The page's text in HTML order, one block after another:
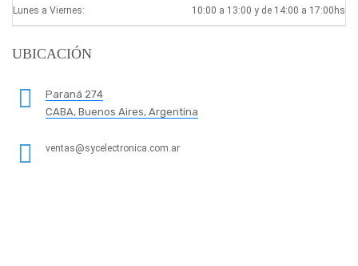
Lunes a Viernes: 10:00 a 13:00 y de 14:00 a 17:00hs
UBICACIÓN
Paraná 274
CABA, Buenos Aires, Argentina
ventas@sycelectronica.com.ar